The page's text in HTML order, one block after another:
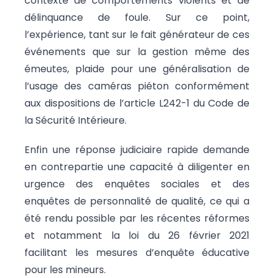
délinquance de foule. Sur ce point,
l’expérience, tant sur le fait générateur de ces
événements que sur la gestion même des
émeutes, plaide pour une généralisation de
l’usage des caméras piéton conformément
aux dispositions de l’article L242-1 du Code de
la Sécurité Intérieure.
Enfin une réponse judiciaire rapide demande
en contrepartie une capacité à diligenter en
urgence des enquêtes sociales et des
enquêtes de personnalité de qualité, ce qui a
été rendu possible par les récentes réformes
et notamment la loi du 26 février 2021
facilitant les mesures d’enquête éducative
pour les mineurs.